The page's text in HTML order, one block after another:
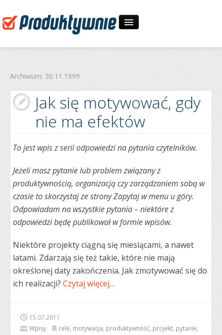
30-dniowe wyzwania
O mnie
Zapytaj
Archiwum: 30.11.1999
Jak się motywować, gdy
nie ma efektów
To jest wpis z serii odpowiedzi na pytania czytelników.
Jeżeli masz pytanie lub problem związany z
produktywnością, organizacją czy zarządzaniem sobą w
czasie to skorzystaj ze strony Zapytaj w menu u góry.
Odpowiadam na wszystkie pytania – niektóre z
odpowiedzi będę publikował w formie wpisów.
Niektóre projekty ciągną się miesiącami, a nawet
latami. Zdarzają się też takie, które nie mają
określonej daty zakończenia. Jak zmotywować się do
ich realizacji? Czytaj więcej…
15.07.2011
Wpisy
cele, motywacja, produktywność, projekt, pytanie,